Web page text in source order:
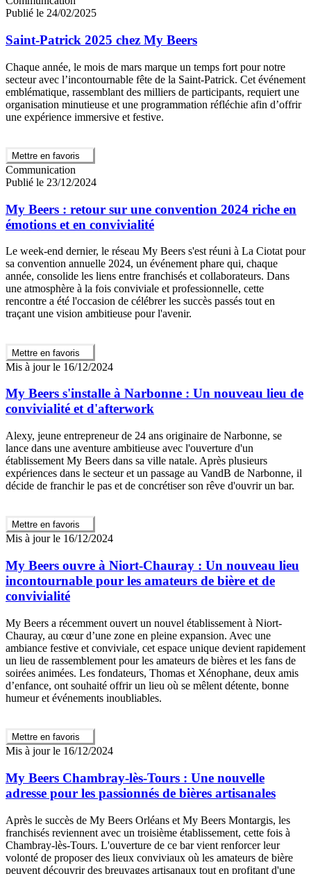
Publié le 24/02/2025
Saint-Patrick 2025 chez My Beers
Chaque année, le mois de mars marque un temps fort pour notre
secteur avec l’incontournable fête de la Saint-Patrick. Cet événement
emblématique, rassemblant des milliers de participants, requiert une
organisation minutieuse et une programmation réfléchie afin d’offrir
une expérience immersive et festive.
Mettre en favoris
Communication
Publié le 23/12/2024
My Beers : retour sur une convention 2024 riche en
émotions et en convivialité
Le week-end dernier, le réseau My Beers s'est réuni à La Ciotat pour
sa convention annuelle 2024, un événement phare qui, chaque
année, consolide les liens entre franchisés et collaborateurs. Dans
une atmosphère à la fois conviviale et professionnelle, cette
rencontre a été l'occasion de célébrer les succès passés tout en
traçant une vision ambitieuse pour l'avenir.
Mettre en favoris
Mis à jour le 16/12/2024
My Beers s'installe à Narbonne : Un nouveau lieu de
convivialité et d'afterwork
Alexy, jeune entrepreneur de 24 ans originaire de Narbonne, se
lance dans une aventure ambitieuse avec l'ouverture d'un
établissement My Beers dans sa ville natale. Après plusieurs
expériences dans le secteur et un passage au VandB de Narbonne, il
décide de franchir le pas et de concrétiser son rêve d'ouvrir un bar.
Mettre en favoris
Mis à jour le 16/12/2024
My Beers ouvre à Niort-Chauray : Un nouveau lieu
incontournable pour les amateurs de bière et de
convivialité
My Beers a récemment ouvert un nouvel établissement à Niort-
Chauray, au cœur d’une zone en pleine expansion. Avec une
ambiance festive et conviviale, cet espace unique devient rapidement
un lieu de rassemblement pour les amateurs de bières et les fans de
soirées animées. Les fondateurs, Thomas et Xénophane, deux amis
d’enfance, ont souhaité offrir un lieu où se mêlent détente, bonne
humeur et événements inoubliables.
Mettre en favoris
Mis à jour le 16/12/2024
My Beers Chambray-lès-Tours : Une nouvelle
adresse pour les passionnés de bières artisanales
Après le succès de My Beers Orléans et My Beers Montargis, les
franchisés reviennent avec un troisième établissement, cette fois à
Chambray-lès-Tours. L'ouverture de ce bar vient renforcer leur
volonté de proposer des lieux conviviaux où les amateurs de bière
peuvent découvrir des breuvages artisanaux tout en profitant d'une